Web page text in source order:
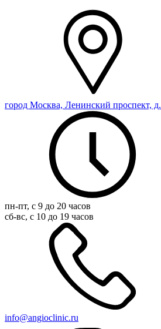
город Москва, Ленинский проспект,
пн-пт, с 9 до 20 часов
сб-вс, с 10 до 19 часов
info@angioclinic.ru